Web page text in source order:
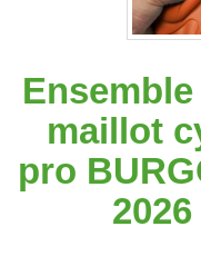
maillot
pro